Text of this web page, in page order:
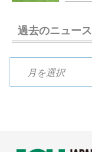
過去のニュース